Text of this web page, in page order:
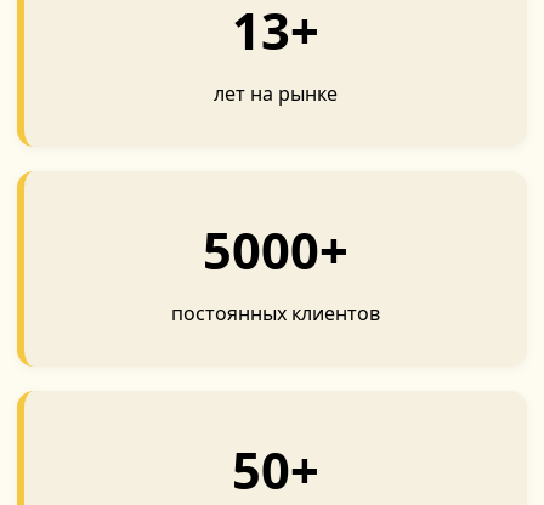
13+
лет на рынке
5000+
постоянных клиентов
50+